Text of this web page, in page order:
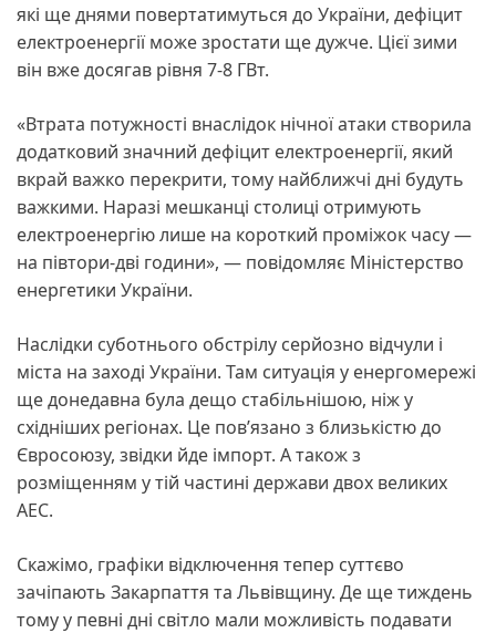
які ще днями повертатимуться до України, дефіцит
електроенергії може зростати ще дужче. Цієї зими
він вже досягав рівня 7-8 ГВт.
«Втрата потужності внаслідок нічної атаки створила
додатковий значний дефіцит електроенергії, який
вкрай важко перекрити, тому найближчі дні будуть
важкими. Наразі мешканці столиці отримують
електроенергію лише на короткий проміжок часу —
на півтори-дві години», — повідомляє Міністерство
енергетики України.
Наслідки суботнього обстрілу серйозно відчули і
міста на заході України. Там ситуація у енергомережі
ще донедавна була дещо стабільнішою, ніж у
східніших регіонах. Це пов’язано з близькістю до
Євросоюзу, звідки йде імпорт. А також з
розміщенням у тій частині держави двох великих
АЕС.
Скажімо, графіки відключення тепер суттєво
зачіпають Закарпаття та Львівщину. Де ще тиждень
тому у певні дні світло мали можливість подавати